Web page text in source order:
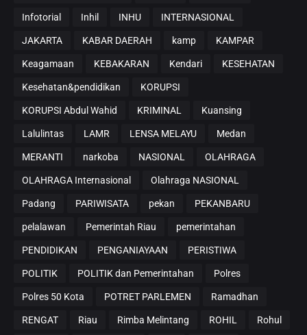
Infotorial Inhil INHU INTERNASIONAL
JAKARTA KABAR DAERAH kamp KAMPAR
Keagamaan KEBAKARAN Kendari KESEHATAN
Kesehatan&pendidikan KORUPSI
KORUPSI Abdul Wahid KRIMINAL Kuansing
Lalulintas LAMR LENSA MELAYU Medan
MERANTI narkoba NASIONAL OLAHRAGA
OLAHRAGA Internasional Olahraga NASIONAL
Padang PARIWISATA pekan PEKANBARU
pelalawan Pemerintah Riau pemerintahan
PENDIDIKAN PENGANIAYAAN PERISTIWA
POLITIK POLITIK dan Pemerintahan Polres
Polres 50 Kota POTRET PARLEMEN Ramadhan
RENGAT Riau Rimba Melintang ROHIL Rohul